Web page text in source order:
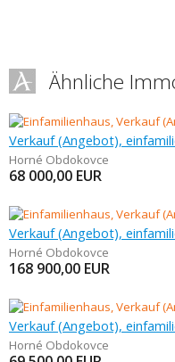
Ähnliche
Verkauf (Angebot),
Horné Obdokovce
68 000,00 EUR
Verkauf (Angebot),
Horné Obdokovce
168 900,00 EUR
Verkauf (Angebot),
Horné Obdokovce